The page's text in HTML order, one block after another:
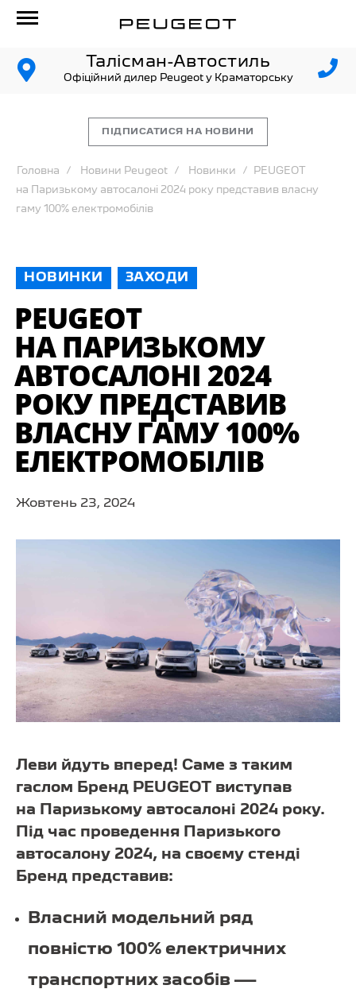
Талісман-Автостиль
Офіційний дилер Peugeot у Краматорську
ПІДПИСАТИСЯ НА НОВИНИ
Головна Новини Peugeot Новинки PEUGEOT
на Паризькому автосалоні 2024 року представив власну
гаму 100% електромобілів
НОВИНКИ ЗАХОДИ
PEUGEOT
НА ПАРИЗЬКОМУ
АВТОСАЛОНІ 2024
РОКУ ПРЕДСТАВИВ
ВЛАСНУ ГАМУ 100%
ЕЛЕКТРОМОБІЛІВ
Жовтень 23, 2024
Леви йдуть вперед! Саме з таким
гаслом Бренд PEUGEOT виступав
на Паризькому автосалоні 2024 року.
Під час проведення Паризького
автосалону 2024, на своєму стенді
Бренд представив:
Власний модельний ряд
повністю 100% електричних
транспортних засобів —